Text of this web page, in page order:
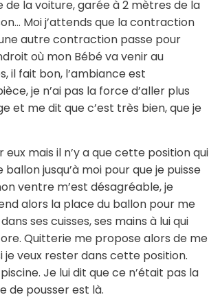
de la voiture, garée à 2 mètres de la
Moi j’attends que la contraction
autre contraction passe pour
où mon Bébé va venir au
il fait bon, l’ambiance est
je n’ai pas la force d’aller plus
et me dit que c’est très bien, que je
mais il n’y a que cette position qui
jusqu’à moi pour que je puisse
ventre m’est désagréable, je
alors la place du ballon pour me
ses cuisses, ses mains à lui qui
Quitterie me propose alors de me
je veux rester dans cette position.
Je lui dit que ce n’était pas la
de pousser est là.